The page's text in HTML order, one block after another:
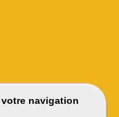
navigation